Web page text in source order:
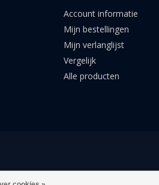
Account informatie
Mijn bestellingen
Mijn verlanglijst
Vergelijk
Alle producten